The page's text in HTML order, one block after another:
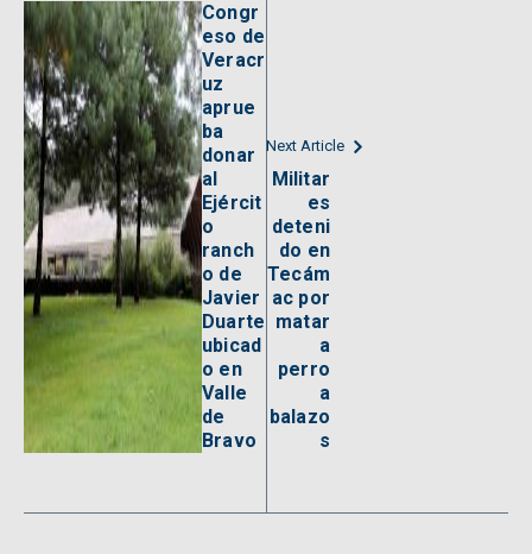
Congr
eso de
Veracr
uz
aprue
ba
donar
al
Ejércit
o
ranch
o de
Javier
Duarte
ubicad
o en
Valle
de
Bravo
Next Article
Militar
es
deteni
do en
Tecám
ac por
matar
a
perro
a
balazo
s